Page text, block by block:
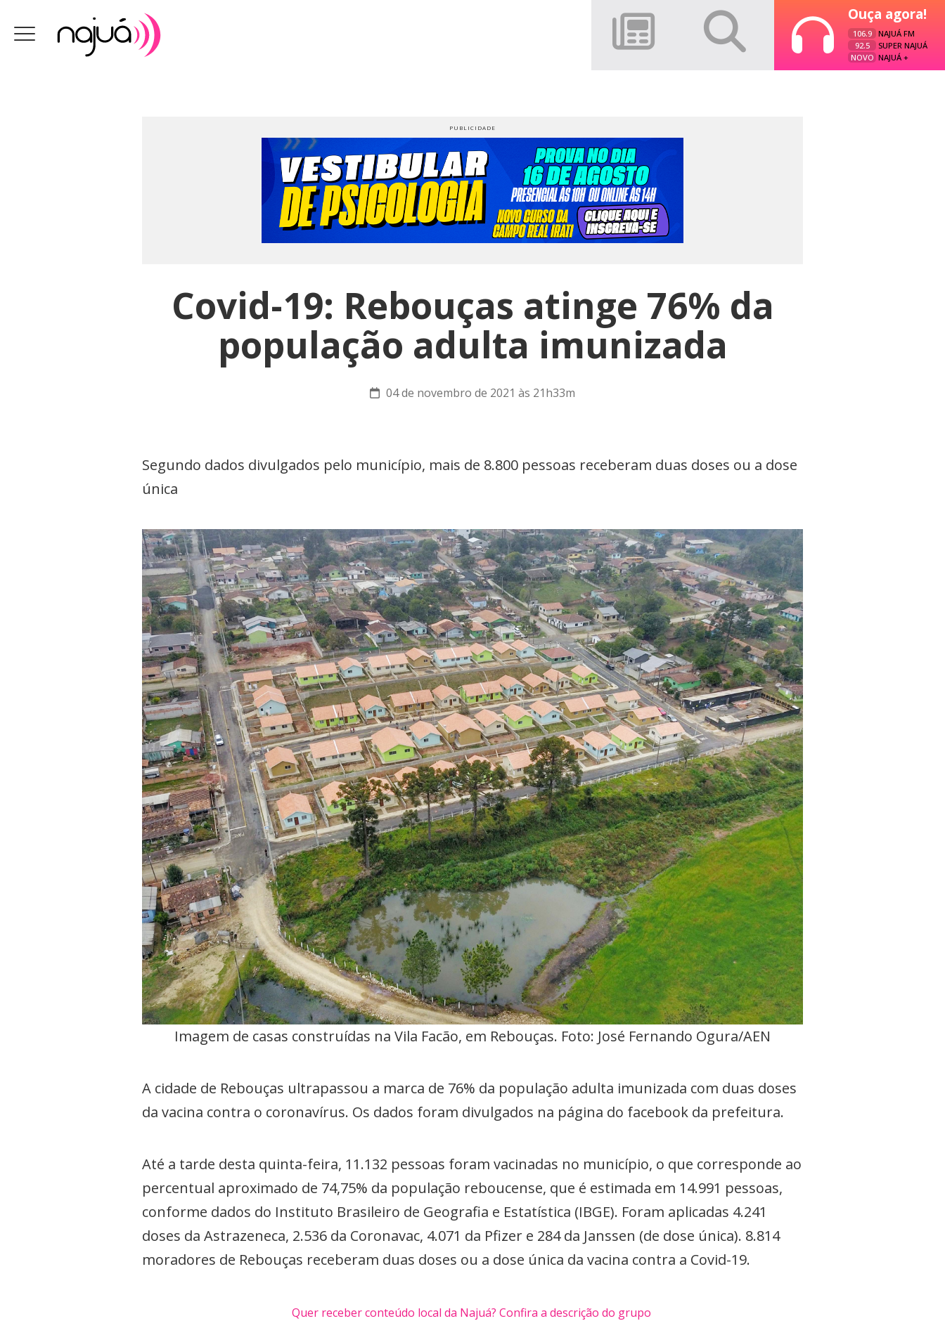
Ouça agora!
106.9
NAJUÁ FM
92.5
SUPER NAJUÁ
NOVO NAJUÁ +
Covid-19: Rebouças atinge 76% da
população adulta imunizada
04 de novembro de 2021 às 21h33m
Segundo dados divulgados pelo município, mais de 8.800 pessoas receberam duas doses ou a dose
única
Imagem de casas construídas na Vila Facão, em Rebouças. Foto: José Fernando Ogura/AEN
A cidade de Rebouças ultrapassou a marca de 76% da população adulta imunizada com duas doses
da vacina contra o coronavírus. Os dados foram divulgados na página do facebook da prefeitura.
Até a tarde desta quinta-feira, 11.132 pessoas foram vacinadas no município, o que corresponde ao
percentual aproximado de 74,75% da população reboucense, que é estimada em 14.991 pessoas,
conforme dados do Instituto Brasileiro de Geografia e Estatística (IBGE). Foram aplicadas 4.241
doses da Astrazeneca, 2.536 da Coronavac, 4.071 da Pfizer e 284 da Janssen (de dose única). 8.814
moradores de Rebouças receberam duas doses ou a dose única da vacina contra a Covid-19.
Quer receber conteúdo local da Najuá? Confira a descrição do grupo